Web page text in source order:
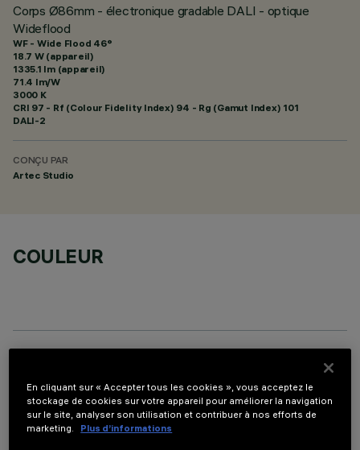
Corps Ø86mm - électronique gradable DALI - optique
Wideflood
WF - Wide Flood 46°
18.7 W (appareil)
1335.1 lm (appareil)
71.4 lm/W
3000 K
CRI 97 - Rf (Colour Fidelity Index) 94 - Rg (Gamut Index) 101
DALI-2
CONÇU PAR
Artec Studio
COULEUR
En cliquant sur « Accepter tous les cookies », vous acceptez le
stockage de cookies sur votre appareil pour améliorer la navigation
sur le site, analyser son utilisation et contribuer à nos efforts de
marketing.
Plus d’informations